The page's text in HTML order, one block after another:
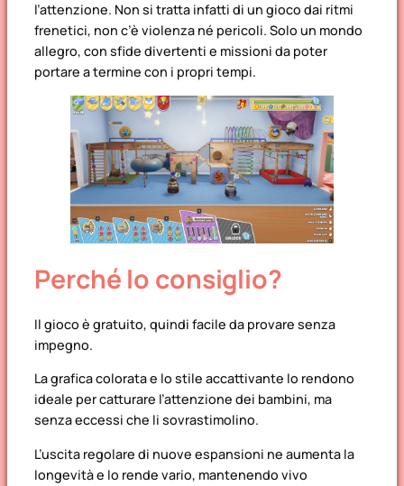
l’attenzione. Non si tratta infatti di un gioco dai ritmi
frenetici, non c’è violenza né pericoli. Solo un mondo
allegro, con sfide divertenti e missioni da poter
portare a termine con i propri tempi.
Perché lo consiglio?
Il gioco è gratuito, quindi facile da provare senza
impegno.
La grafica colorata e lo stile accattivante lo rendono
ideale per catturare l’attenzione dei bambini, ma
senza eccessi che li sovrastimolino.
L’uscita regolare di nuove espansioni ne aumenta la
longevità e lo rende vario, mantenendo vivo